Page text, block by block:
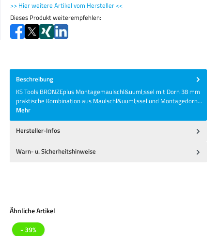
>> Hier weitere Artikel vom Hersteller <<
Dieses Produkt weiterempfehlen:
Beschreibung
KS Tools BRONZEplus Montagemaulschl&uuml;ssel mit Dorn 38 mm
praktische Kombination aus Maulschl&uuml;ssel und Montagedorn…
Mehr
Hersteller-Infos
Warn- u. Sicherheitshinweise
Produktgalerie überspringen
Ähnliche Artikel
- 39%